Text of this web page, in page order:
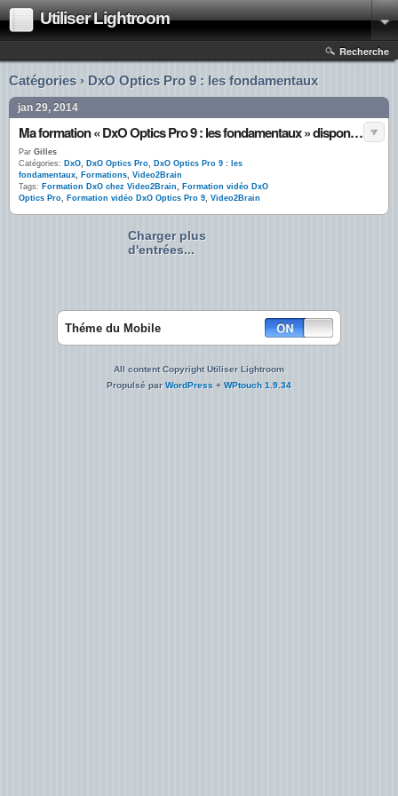
Utiliser Lightroom
Recherche
Catégories › DxO Optics Pro 9 : les fondamentaux
jan 29, 2014
Ma formation « DxO Optics Pro 9 : les fondamentaux » disponible chez Video2Brain !
Par Gilles
Catégories: DxO, DxO Optics Pro, DxO Optics Pro 9 : les
fondamentaux, Formations, Video2Brain
Tags: Formation DxO chez Video2Brain, Formation vidéo DxO
Optics Pro, Formation vidéo DxO Optics Pro 9, Video2Brain
Charger plus
d'entrées...
Théme du Mobile
All content Copyright Utiliser Lightroom
Propulsé parWordPress + WPtouch 1.9.34